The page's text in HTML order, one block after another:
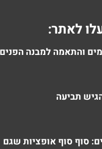
לאתר:
תביעה
סוף סוף אופציות שגם